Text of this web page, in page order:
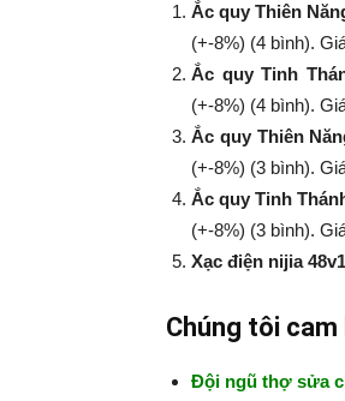
Ắc quy Thiên
(+-8%) (4 bình).
Ắc quy Tinh
(+-8%​​​​​​​) (4 bình).
Ắc quy Thiên
(+-8%​​​​​​​) (3 bình).
Ắc quy Tinh
(+-8%​​​​​​​) (3 bình).
Xạc điện nijia
Chúng tôi cam
Đội ngũ thợ sửa